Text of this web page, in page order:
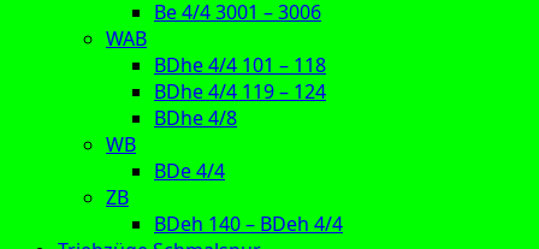
Be 4/4 3001 – 3006
WAB
BDhe 4/4 101 – 118
BDhe 4/4 119 – 124
BDhe 4/8
WB
BDe 4/4
ZB
BDeh 140 – BDeh 4/4